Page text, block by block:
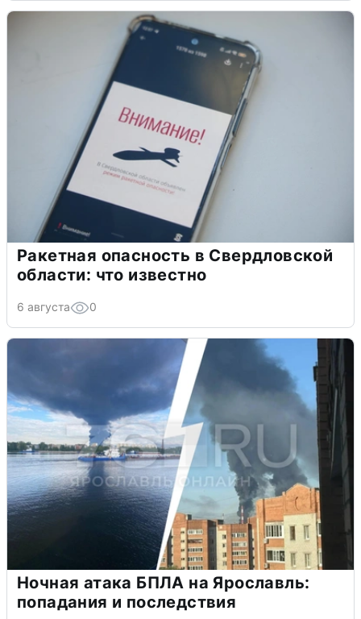
Ракетная опасность в Свердловской
области: что известно
6 августа 0
Ночная атака БПЛА на Ярославль:
попадания и последствия